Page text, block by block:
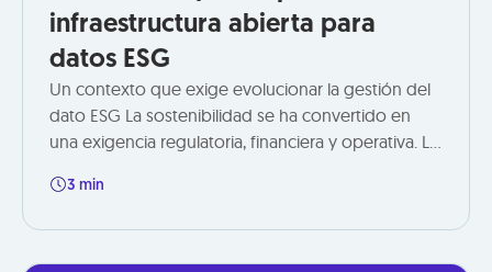
infraestructura abierta para
datos ESG
Un contexto que exige evolucionar la gestión del
dato ESG La sostenibilidad se ha convertido en
una exigencia regulatoria, financiera y operativa. La
Taxonomía Europea ha incrementado
3 min